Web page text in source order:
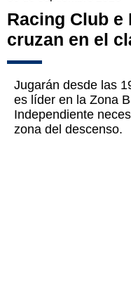
Racing Club e
cruzan en el
Jugarán desde las
es líder en la Zona
Independiente
zona del descenso.